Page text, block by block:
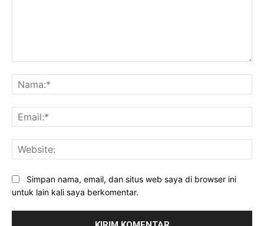
Simpan nama, email, dan situs web saya di browser ini
untuk lain kali saya berkomentar.